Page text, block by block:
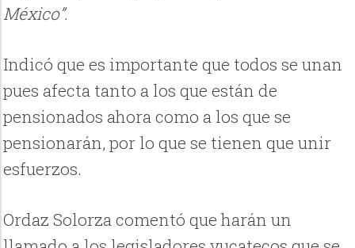
México”.
Indicó que es importante que todos se unan
pues afecta tanto a los que están de
pensionados ahora como a los que se
pensionarán, por lo que se tienen que unir
esfuerzos.
Ordaz Solorza comentó que harán un